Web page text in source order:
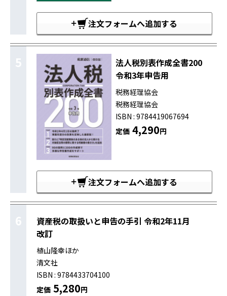
注文フォームへ追加する
5
法人税別表作成全書200
令和3年申告用
税務経理協会
税務経理協会
ISBN : 9784419067694
定価4,290円
注文フォームへ追加する
6
資産税の取扱いと申告の手引 令和2年11月
改訂
植山隆幸ほか
清文社
ISBN : 9784433704100
定価 5,280円